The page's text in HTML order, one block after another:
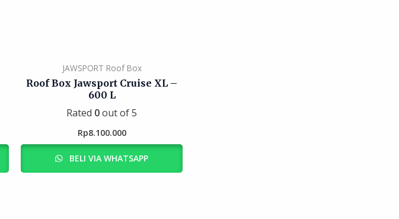
JAWSPORT Roof Box
Roof Box Jawsport Cruise XL –
600 L
Rated 0out of 5
Rp8.100.000
BELI VIA WHATSAPP